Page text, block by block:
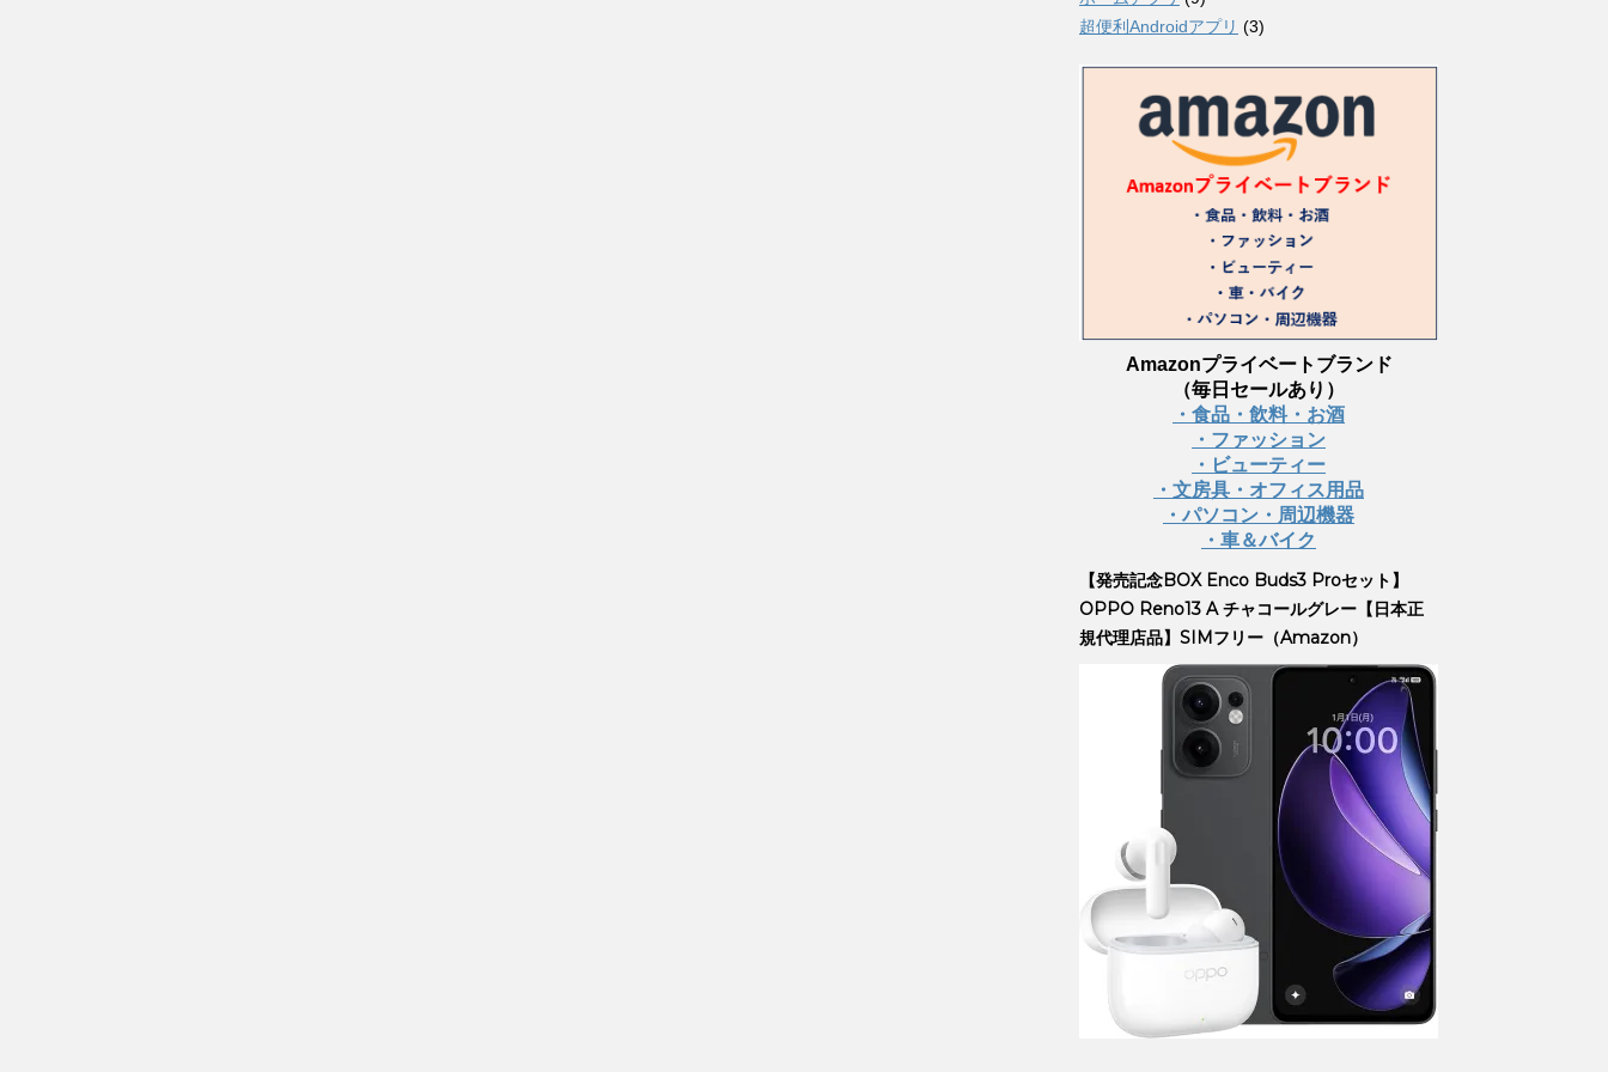
超便利Androidアプリ (3)
Amazonプライベートブランド
（毎日セールあり）
・食品・飲料・お酒
・ファッション
・ビューティー
・文房具・オフィス用品
・パソコン・周辺機器
・車＆バイク
【発売記念BOX Enco Buds3 Proセット】
OPPO Reno13 A チャコールグレー【日本正
規代理店品】SIMフリー（Amazon）